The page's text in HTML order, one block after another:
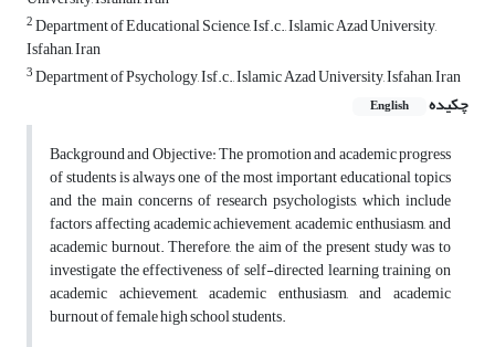
2Department of Educational Science, Isf.c., Islamic Azad University,
Isfahan, Iran
3Department of Psychology, Isf.c., Islamic Azad University, Isfahan, Iran
چکیده
English
Background and Objective: The promotion and academic progress
of students is always one of the most important educational topics
and the main concerns of research psychologists, which include
factors affecting academic achievement, academic enthusiasm, and
academic burnout. Therefore, the aim of the present study was to
investigate the effectiveness of self-directed learning training on
academic achievement, academic enthusiasm, and academic
burnout of female high school students.